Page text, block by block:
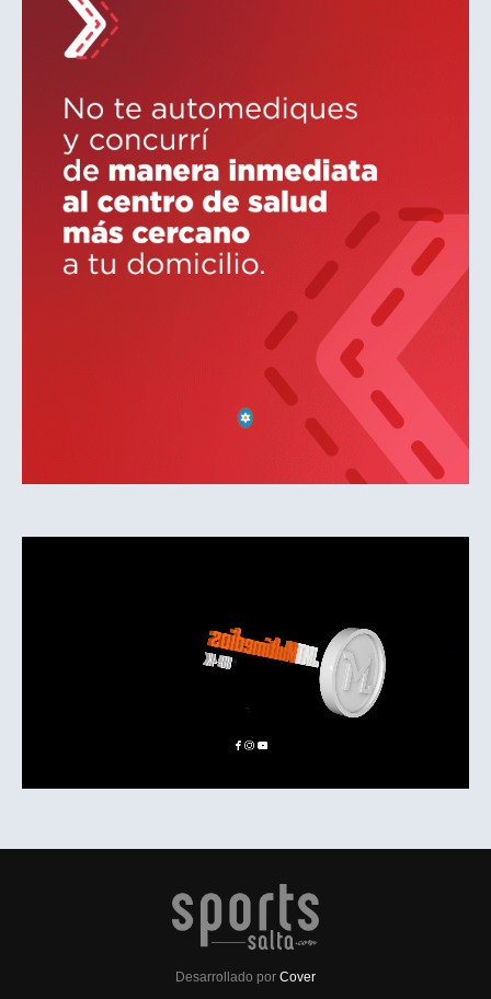
Desarrollado por Cover